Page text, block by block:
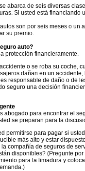
abarca de seis diversas
Si usted está
son por seis meses o
su premio.
auto?
protección financieramente.
o se roba su coche,
dañan en un
responsable de daño o de
seguro una decisión
abogado para encontrar el
se preparan para la
permitirse para pagar si
más alto y estar
compañía de seguros de
disponibles? (Pregunte
para la limadura y